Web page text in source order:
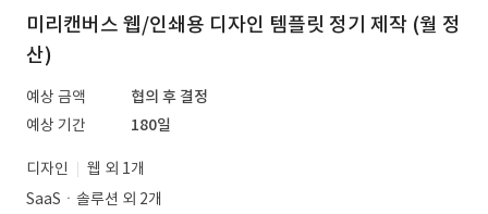
미리캔버스 웹/인쇄용 디자인 템플릿 정기 제작 (월 정
산)
예상 금액
협의 후 결정
예상 기간
180일
디자인
웹 외 1개
SaaSㆍ솔루션 외 2개